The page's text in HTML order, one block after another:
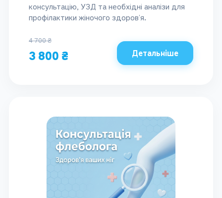
консультацію, УЗД та необхідні аналізи для
профілактики жіночого здоров’я.
4 700 ₴
3 800 ₴ Детальніше